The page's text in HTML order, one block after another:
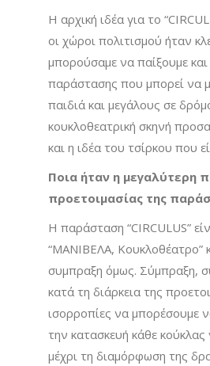
Η αρχική ιδέα για το
οι χώροι πολιτισμού ήταν
μπορούσαμε να παίξουμε
παράστασης που μπορεί να
παιδιά και μεγάλους σε
κουκλοθεατρική σκηνή
και η ιδέα του τσίρκου που
Ποια ήταν η μεγαλύτερη
προετοιμασίας της
Η παράσταση “CIRCULUS”
“ΜΑΝΙΒΕΛΑ, Κουκλοθέατρο”
συμπραξη όμως. Σύμπραξη,
κατά τη διάρκεια της
ισορροπίες να μπορέσουμε
την κατασκευή κάθε
μέχρι τη διαμόρφωση της